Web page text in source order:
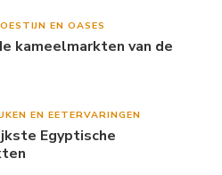
EN OASES
kameelmarkten van de
EN EETERVARINGEN
Egyptische